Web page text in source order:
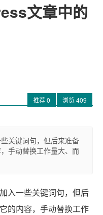
文章中的
推荐0 浏览409
关键词句，但后来准备
手动替换工作量大、而
入一些关键词句，但后
的内容，手动替换工作